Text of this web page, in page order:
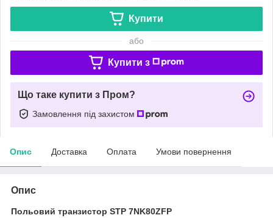
Купити
або
Купити з
Що таке купити з Пром?
Замовлення під захистом
Опис Доставка Оплата Умови повернення
Опис
Польовий транзистор STP 7NK80ZFP